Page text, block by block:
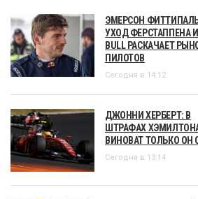
ЭМЕРСОН
УХОД ФЕРСТАППЕНА
BULL РАСКАЧАЕТ
ПИЛОТОВ
Сегодня в 14:12
ДЖОННИ ХЕРБЕРТ: В
ШТРАФАХ
ВИНОВАТ ТОЛЬКО ОН
Сегодня в 13:14